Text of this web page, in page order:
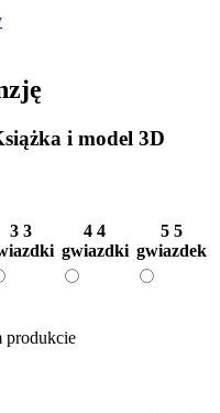
i model 3D
3 3
4 4
gwiazdki
5 5
gwiazdek
produkcie